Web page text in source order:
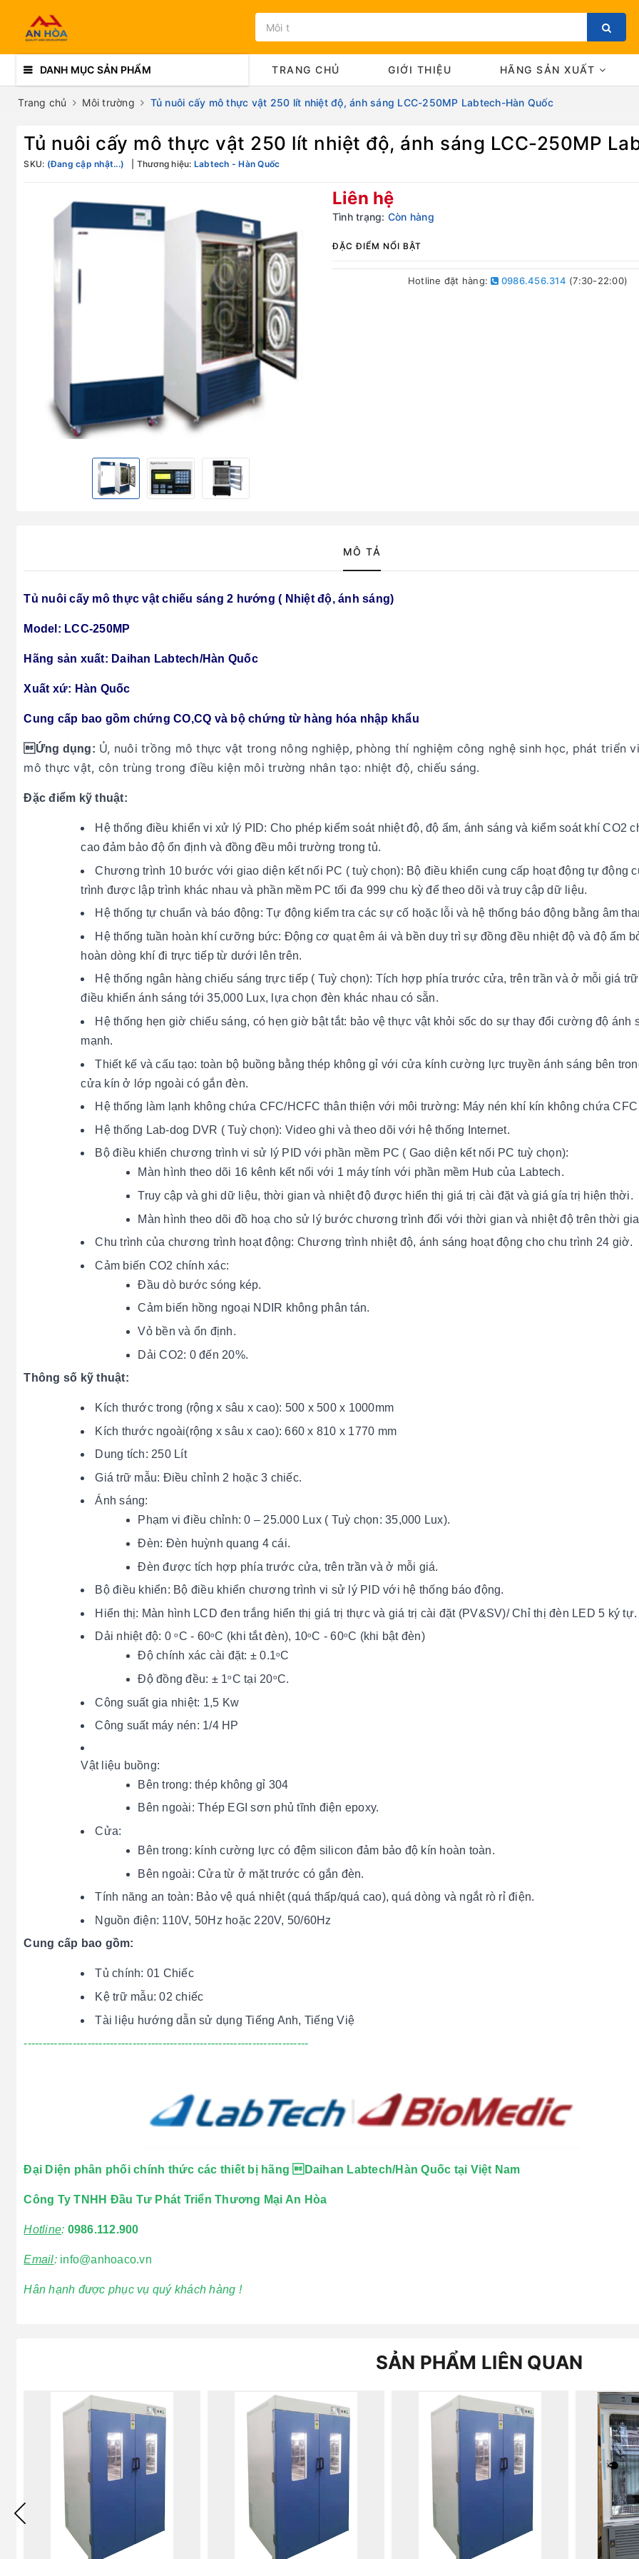
DANH MỤC SẢN PHẨM TRANG CHỦ GIỚI THIỆU HÃNG SẢN XUẤT
Trang chủ Môi trường Tủ nuôi cấy mô thực vật 250 lít nhiệt độ, ánh sáng LCC-250MP Labtech-Hàn Quốc
Tủ nuôi cấy mô thực vật 250 lít nhiệt độ, ánh sáng LCC-250MP
SKU: (Đang cập nhật...) Thương hiệu: Labtech - Hàn Quốc
Liên hệ
Tình trạng: Còn hàng
ĐẶC ĐIỂM NỔI BẬT
Hotline đặt hàng: 0986.456.314 (7:30-22:00)
MÔ TẢ
Tủ nuôi cấy mô thực vật chiếu sáng 2 hướng ( Nhiệt độ, ánh sáng)
Model: LCC-250MP
Hãng sản xuất: Daihan Labtech/Hàn Quốc
Xuất xứ: Hàn Quốc
Cung cấp bao gồm chứng CO,CQ và bộ chứng từ hàng hóa nhập khẩu
Ứng dụng: Ủ, nuôi trồng mô thực vật trong nông nghiệp, phòng thí nghiệm công nghệ sinh học, phát triển
mô thực vật, côn trùng trong điều kiện môi trường nhân tạo: nhiệt độ, chiếu sáng.
Đặc điểm kỹ thuật:
Hệ thống điều khiển vi xử lý PID: Cho phép kiểm soát nhiệt độ, độ ẩm, ánh sáng và kiểm soát khí CO2
cao đảm bảo độ ổn định và đồng đều môi trường trong tủ.
Chương trình 10 bước với giao diện kết nối PC ( tuỳ chọn): Bộ điều khiển cung cấp hoạt động tự động
trình được lập trình khác nhau và phần mềm PC tối đa 999 chu kỳ để theo dõi và truy cập dữ liệu.
Hệ thống tự chuẩn và báo động: Tự động kiểm tra các sự cố hoặc lỗi và hệ thống báo động bằng âm
Hệ thống tuần hoàn khí cưỡng bức: Động cơ quạt êm ái và bền duy trì sự đồng đều nhiệt độ và độ ẩm
hoàn dòng khí đi trực tiếp từ dưới lên trên.
Hệ thống ngân hàng chiếu sáng trực tiếp ( Tuỳ chọn): Tích hợp phía trước cửa, trên trần và ở mỗi giá
điều khiển ánh sáng tới 35,000 Lux, lựa chọn đèn khác nhau có sẵn.
Hệ thống hẹn giờ chiếu sáng, có hẹn giờ bật tắt: bảo vệ thực vật khỏi sốc do sự thay đổi cường độ ánh
mạnh.
Thiết kế và cấu tạo: toàn bộ buồng bằng thép không gỉ với cửa kính cường lực truyền ánh sáng bên
cửa kín ở lớp ngoài có gắn đèn.
Hệ thống làm lạnh không chứa CFC/HCFC thân thiện với môi trường: Máy nén khí kín không chứa
Hệ thống Lab-dog DVR ( Tuỳ chọn): Video ghi và theo dõi với hệ thống Internet.
Bộ điều khiển chương trình vi sử lý PID với phần mềm PC ( Gao diện kết nối PC tuỳ chọn):
Màn hình theo dõi 16 kênh kết nối với 1 máy tính với phần mềm Hub của Labtech.
Truy cập và ghi dữ liệu, thời gian và nhiệt độ được hiển thị giá trị cài đặt và giá gía trị hiện thời.
Màn hình theo dõi đồ hoạ cho sử lý bước chương trình đối với thời gian và nhiệt độ trên thời
Chu trình của chương trình hoạt động: Chương trình nhiệt độ, ánh sáng hoạt động cho chu trình 24 giờ.
Cảm biến CO2 chính xác:
Đầu dò bước sóng kép.
Cảm biến hồng ngoại NDIR không phân tán.
Vỏ bền và ổn định.
Dải CO2: 0 đến 20%.
Thông số kỹ thuật:
Kích thước trong (rộng x sâu x cao): 500 x 500 x 1000mm
Kích thước ngoài(rộng x sâu x cao): 660 x 810 x 1770 mm
Dung tích: 250 Lít
Giá trữ mẫu: Điều chỉnh 2 hoặc 3 chiếc.
Ánh sáng:
Phạm vi điều chỉnh: 0 – 25.000 Lux ( Tuỳ chọn: 35,000 Lux).
Đèn: Đèn huỳnh quang 4 cái.
Đèn được tích hợp phía trước cửa, trên trần và ở mỗi giá.
Bộ điều khiển: Bộ điều khiển chương trình vi sử lý PID với hệ thống báo động.
Hiển thị: Màn hình LCD đen trắng hiển thị giá trị thực và giá trị cài đặt (PV&SV)/ Chỉ thị đèn LED 5 ký
Dải nhiệt độ: 0oC - 60oC (khi tắt đèn), 10oC - 60oC (khi bật đèn)
Độ chính xác cài đặt: ± 0.1oC
Độ đồng đều: ± 1oC tại 20oC.
Công suất gia nhiệt: 1,5 Kw
Công suất máy nén: 1/4 HP
Vật liệu buồng:
Bên trong: thép không gỉ 304
Bên ngoài: Thép EGI sơn phủ tĩnh điện epoxy.
Cửa:
Bên trong: kính cường lực có đệm silicon đảm bảo độ kín hoàn toàn.
Bên ngoài: Cửa từ ở mặt trước có gắn đèn.
Tính năng an toàn: Bảo vệ quá nhiệt (quá thấp/quá cao), quá dòng và ngắt rò rỉ điện.
Nguồn điện: 110V, 50Hz hoặc 220V, 50/60Hz
Cung cấp bao gồm:
Tủ chính: 01 Chiếc
Kệ trữ mẫu: 02 chiếc
Tài liệu hướng dẫn sử dụng Tiếng Anh, Tiếng Việ
----------------------------------------------------------------------------
Đại Diện phân phối chính thức các thiết bị hãng Daihan Labtech/Hàn Quốc tại Việt Nam
Công Ty TNHH Đầu Tư Phát Triển Thương Mại An Hòa
Hotline: 0986.112.900
Email:info@anhoaco.vn
Hân hạnh được phục vụ quý khách hàng !
SẢN PHẨM LIÊN QUAN